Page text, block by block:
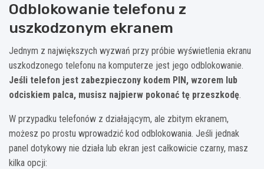
Odblokowanie telefonu z
uszkodzonym ekranem
Jednym z największych wyzwań przy próbie wyświetlenia ekranu
uszkodzonego telefonu na komputerze jest jego odblokowanie.
Jeśli telefon jest zabezpieczony kodem PIN, wzorem lub
odciskiem palca, musisz najpierw pokonać tę przeszkodę.
W przypadku telefonów z działającym, ale zbitym ekranem,
możesz po prostu wprowadzić kod odblokowania. Jeśli jednak
panel dotykowy nie działa lub ekran jest całkowicie czarny, masz
kilka opcji: